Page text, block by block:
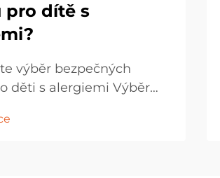
pro dítě s
výběr bezpečných
děti s alergiemi Výběr
pečlivé zvážení a